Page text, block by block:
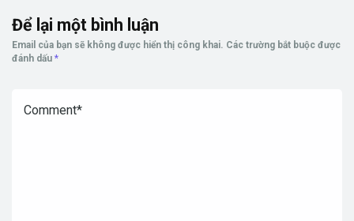
Để lại một bình luận
Email của bạn sẽ không được hiển thị công khai. Các trường bắt buộc được
đánh dấu *